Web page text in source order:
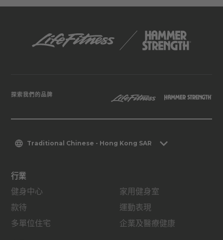
探索我們的品牌
Traditional Chinese - Hong Kong SAR
行業
健身中心
款待
多單位住宅
家用健身室
運動表現
企業及醫療健康